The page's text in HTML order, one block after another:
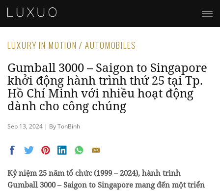
LUXURY IN MOTION / AUTOMOBILES
Gumball 3000 – Saigon to Singapore
khởi động hành trình thứ 25 tại Tp.
Hồ Chí Minh với nhiều hoạt động
dành cho công chúng
Sep 13, 2024 | By TonBinh
Kỷ niệm 25 năm tổ chức (1999 – 2024), hành trình
Gumball 3000 – Saigon to Singapore mang đến một triển